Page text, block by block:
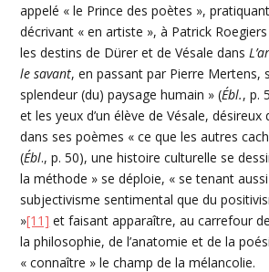
appelé « le Prince des poètes »,
décrivant « en artiste », à Patrick
les destins de Dürer et de Vésale dans
le savant, en passant par Pierre Mertens,
splendeur (du) paysage humain » (Ébl., p.
et les yeux d’un élève de Vésale,
dans ses poèmes « ce que les autres
(Ébl., p. 50), une histoire culturelle se
la méthode » se déploie, « se tenant
subjectivisme sentimental que du
»[11] et faisant apparaître, au carrefour
la philosophie, de l’anatomie et de la
« connaître » le champ de la mélancolie.